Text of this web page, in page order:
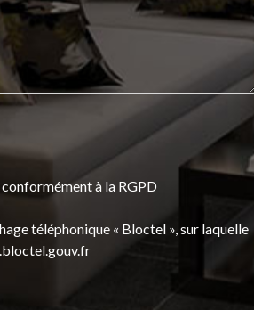
à la RGPD
téléphonique « Bloctel », sur laquelle